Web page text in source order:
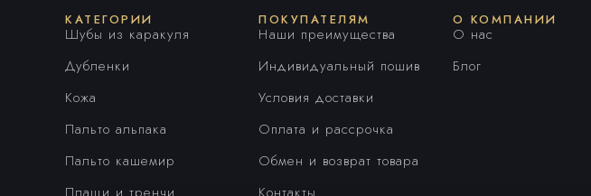
КАТЕГОРИИ
Шубы из каракуля
Дубленки
Кожа
Пальто альпака
Пальто кашемир
ПОКУПАТЕЛЯМ
Наши преимущества
Индивидуальный пошив
Условия доставки
Оплата и рассрочка
Обмен и возврат товара
О КОМПАНИИ
О нас
Блог